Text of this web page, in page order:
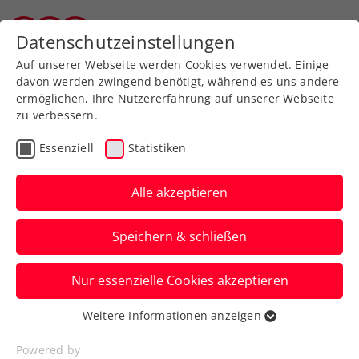
Die Geschichte des WTV
15.2 1952 GRÜNDUNG DES
VERBANDES
Datenschutzeinstellungen
Auf unserer Webseite werden Cookies verwendet. Einige
davon werden zwingend benötigt, während es uns andere
ermöglichen, Ihre Nutzererfahrung auf unserer Webseite
zu verbessern.
Essenziell Statistiken
Alle akzeptieren
Speichern & schließen
Nur essenzielle Cookies akzeptieren
Essenziell
Essenzielle Cookies werden für grundlegende
Weitere Informationen anzeigen
Powered by